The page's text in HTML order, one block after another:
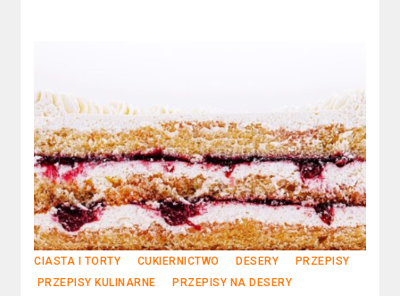
CIASTA I TORTY CUKIERNICTWO DESERY
PRZEPISY
PRZEPISY KULINARNE
PRZEPISY NA DESERY